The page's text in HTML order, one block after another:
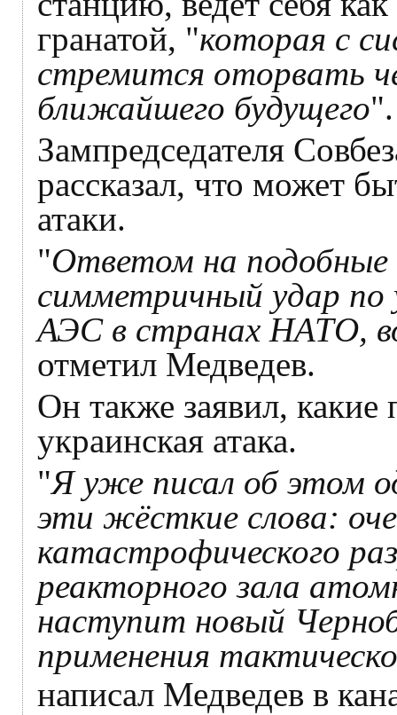
гранатой, "которая с
стремится оторвать
ближайшего будущего".
Зампредседателя
рассказал, что может
атаки.
"Ответом на
симметричный удар
АЭС в странах НАТО,
отметил Медведев.
Он также заявил, какие
украинская атака.
"Я уже писал об этом
эти жёсткие слова:
катастрофического
реакторного зала
наступит новый
применения
написал Медведев в